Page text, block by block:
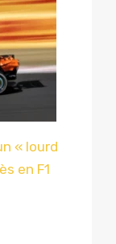
« lourd
en F1